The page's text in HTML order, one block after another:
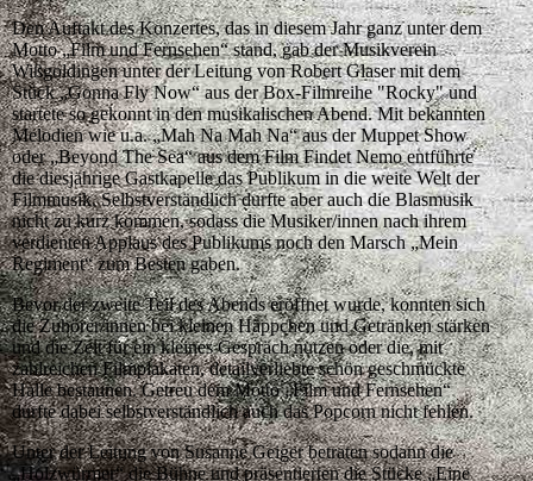
Den Auftakt des Konzertes, das in diesem Jahr ganz unter dem
Motto „Film und Fernsehen“ stand, gab der Musikverein
Wißgoldingen unter der Leitung von Robert Glaser mit dem
Stück „Gonna Fly Now“ aus der Box-Filmreihe "Rocky" und
startete so gekonnt in den musikalischen Abend. Mit bekannten
Melodien wie u.a. „Mah Na Mah Na“ aus der Muppet Show
oder „Beyond The Sea“ aus dem Film Findet Nemo entführte
die diesjährige Gastkapelle das Publikum in die weite Welt der
Filmmusik. Selbstverständlich durfte aber auch die Blasmusik
nicht zu kurz kommen, sodass die Musiker/innen nach ihrem
verdienten Applaus des Publikums noch den Marsch „Mein
Regiment“ zum Besten gaben.
Bevor der zweite Teil des Abends eröffnet wurde, konnten sich
die Zuhörer/innen bei kleinen Häppchen und Getränken stärken
und die Zeit für ein kleines Gespräch nutzen oder die, mit
zahlreichen Filmplakaten, detailverliebte schön geschmückte
Halle bestaunen. Getreu dem Motto „Film und Fernsehen“
durfte dabei selbstverständlich auch das Popcorn nicht fehlen.
Unter der Leitung von Susanne Geiger betraten sodann die
„Holzwürmer“ die Bühne und präsentierten die Stücke „Eine